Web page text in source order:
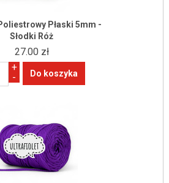
Płaski 5mm -
Słodki Róż
27.00 zł
+
-